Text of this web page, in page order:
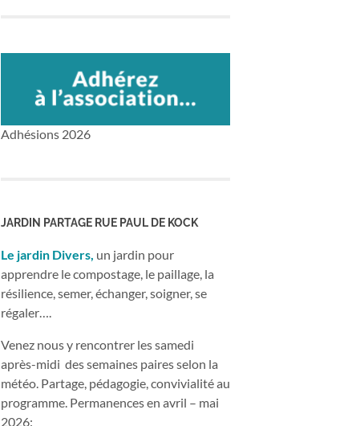
Adhésions 2026
JARDIN PARTAGE RUE PAUL DE KOCK
Le jardin Divers, un jardin pour
apprendre le compostage, le paillage, la
résilience, semer, échanger, soigner, se
régaler….
Venez nous y rencontrer les samedi
après-midi des semaines paires selon la
météo. Partage, pédagogie, convivialité au
programme. Permanences en avril – mai
2026: